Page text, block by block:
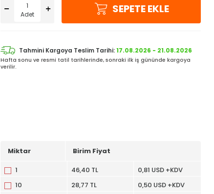
Adet SEPETE EKLE
Tahmini Kargoya Teslim Tarihi:17.08.2026 - 21.08.2026
Hafta sonu ve resmi tatil tarihlerinde, sonraki ilk iş gününde kargoya
verilir.
Miktar Birim Fiyat
1 46,40 TL
0,81 USD +KDV
10
28,77 TL
0,50 USD +KDV